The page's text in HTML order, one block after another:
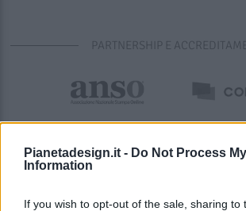
Pianetadesign.it - Do Not Process
Information
If you wish to opt-out of the sale, sharing to
PARTNERSHIP E